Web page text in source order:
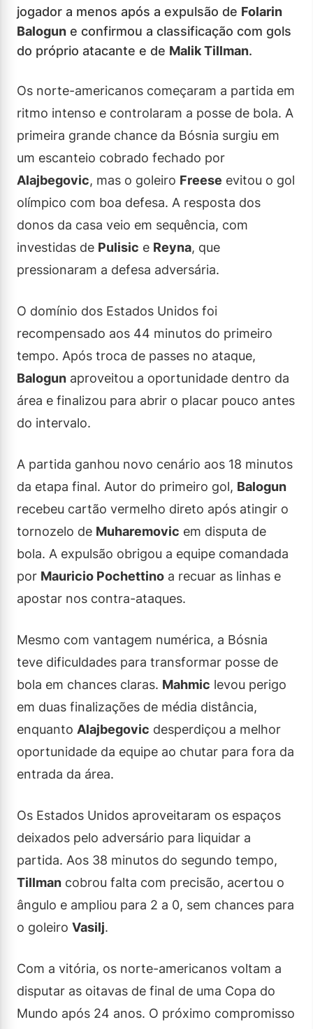
jogador a menos após a expulsão de Folarin
Balogun e confirmou a classificação com gols
do próprio atacante e de Malik Tillman.
Os norte-americanos começaram a partida em
ritmo intenso e controlaram a posse de bola. A
primeira grande chance da Bósnia surgiu em
um escanteio cobrado fechado por
Alajbegovic, mas o goleiro Freese evitou o gol
olímpico com boa defesa. A resposta dos
donos da casa veio em sequência, com
investidas de Pulisic e Reyna, que
pressionaram a defesa adversária.
O domínio dos Estados Unidos foi
recompensado aos 44 minutos do primeiro
tempo. Após troca de passes no ataque,
Balogun aproveitou a oportunidade dentro da
área e finalizou para abrir o placar pouco antes
do intervalo.
A partida ganhou novo cenário aos 18 minutos
da etapa final. Autor do primeiro gol, Balogun
recebeu cartão vermelho direto após atingir o
tornozelo de Muharemovic em disputa de
bola. A expulsão obrigou a equipe comandada
por Mauricio Pochettino a recuar as linhas e
apostar nos contra-ataques.
Mesmo com vantagem numérica, a Bósnia
teve dificuldades para transformar posse de
bola em chances claras. Mahmic levou perigo
em duas finalizações de média distância,
enquanto Alajbegovic desperdiçou a melhor
oportunidade da equipe ao chutar para fora da
entrada da área.
Os Estados Unidos aproveitaram os espaços
deixados pelo adversário para liquidar a
partida. Aos 38 minutos do segundo tempo,
Tillman cobrou falta com precisão, acertou o
ângulo e ampliou para 2 a 0, sem chances para
o goleiro Vasilj.
Com a vitória, os norte-americanos voltam a
disputar as oitavas de final de uma Copa do
Mundo após 24 anos. O próximo compromisso